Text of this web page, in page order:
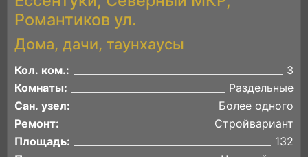
Романтиков ул.
Дома, дачи, таунхаусы
Кол. ком.:
3
Комнаты:
Раздельные
Сан. узел:
Более одного
Ремонт:
Стройвариант
Площадь:
132